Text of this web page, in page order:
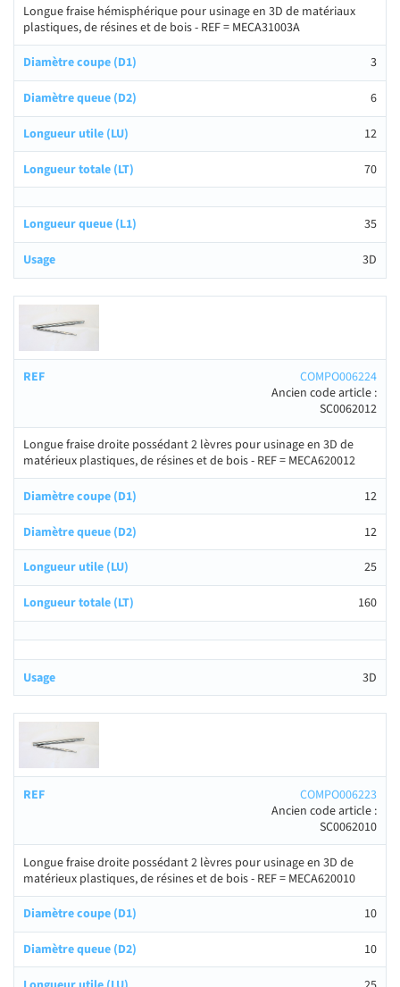
Longue fraise hémisphérique pour usinage en 3D de matériaux
plastiques, de résines et de bois - REF = MECA31003A
3
6
12
70
35
3D
COMPO006224
Ancien code article :
SC0062012
Longue fraise droite possédant 2 lèvres pour usinage en 3D de
matérieux plastiques, de résines et de bois - REF = MECA620012
12
12
25
160
3D
COMPO006223
Ancien code article :
SC0062010
Longue fraise droite possédant 2 lèvres pour usinage en 3D de
matérieux plastiques, de résines et de bois - REF = MECA620010
10
10